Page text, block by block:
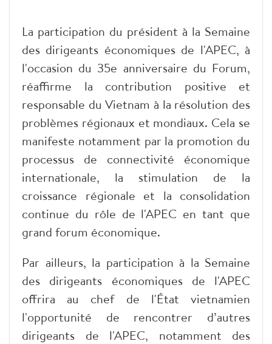
La participation du président à la Semaine
des dirigeants économiques de l'APEC, à
l'occasion du 35e anniversaire du Forum,
réaffirme la contribution positive et
responsable du Vietnam à la résolution des
problèmes régionaux et mondiaux. Cela se
manifeste notamment par la promotion du
processus de connectivité économique
internationale, la stimulation de la
croissance régionale et la consolidation
continue du rôle de l'APEC en tant que
grand forum économique.
Par ailleurs, la participation à la Semaine
des dirigeants économiques de l'APEC
offrira au chef de l'État vietnamien
l'opportunité de rencontrer d’autres
dirigeants de l'APEC, notamment des